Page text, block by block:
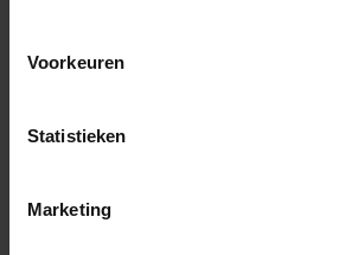
Voorkeuren
Statistieken
Marketing